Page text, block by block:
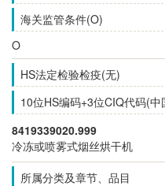
海关监管条件(O)
O
HS法定检验检疫(无)
10位HS编码+3位CIQ代码(
8419339020.999
冷冻或喷雾式烟丝烘干机
所属分类及章节、品目